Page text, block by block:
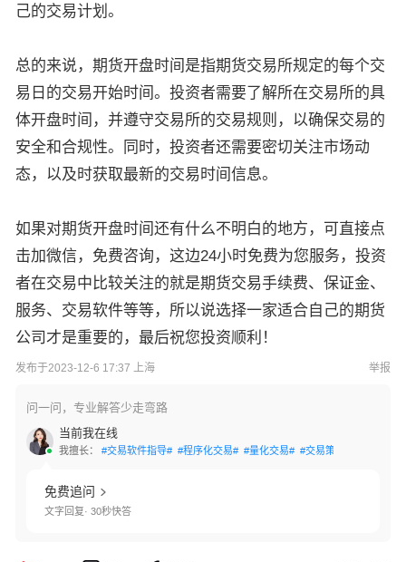
己的交易计划。
总的来说，期货开盘时间是指期货交易所规定的每个交
易日的交易开始时间。投资者需要了解所在交易所的具
体开盘时间，并遵守交易所的交易规则，以确保交易的
安全和合规性。同时，投资者还需要密切关注市场动
态，以及时获取最新的交易时间信息。
如果对期货开盘时间还有什么不明白的地方， 可直接点
击加微信，免费咨询，这边24小时免费为您服务，投资
者在交易中比较关注的就是期货交易手续费、保证金、
服务、交易软件等等，所以说选择一家适合自己的期货
公司才是重要的，最后祝您投资顺利！
发布于2023-12-6 17:37 上海 举报
问一问，专业解答少走弯路
当前我在线
我擅长： #交易软件指导# #程序化交易# #量化交易# #交易策略#
免费追问
文字回复· 30秒快答